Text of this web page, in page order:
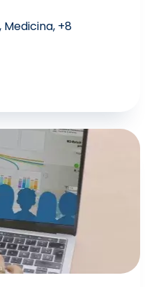
Medicina +8